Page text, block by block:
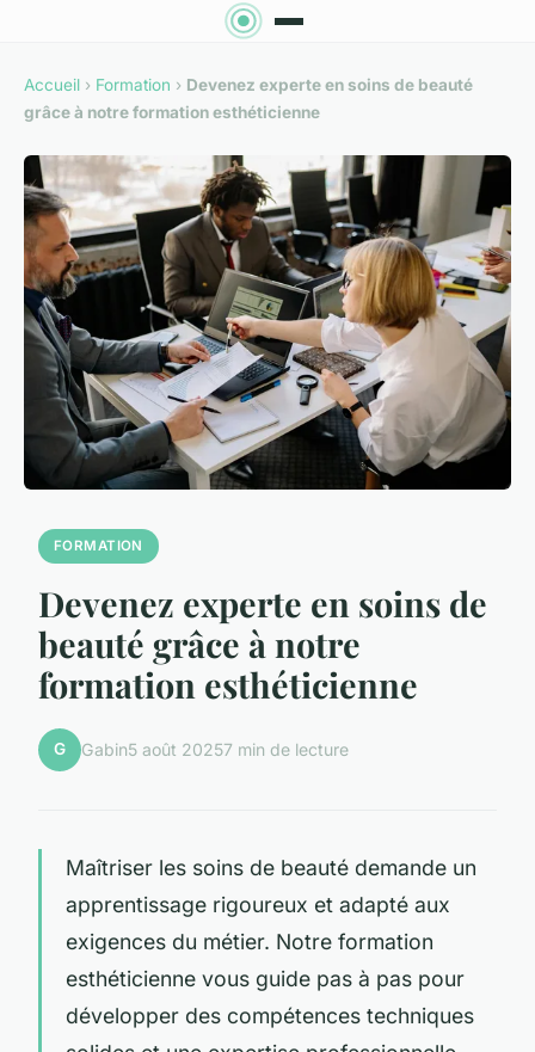
Accueil › Formation › Devenez experte en soins de beauté
grâce à notre formation esthéticienne
FORMATION
Devenez experte en soins de
beauté grâce à notre
formation esthéticienne
G Gabin5 août 20257 min de lecture
Maîtriser les soins de beauté demande un
apprentissage rigoureux et adapté aux
exigences du métier. Notre formation
esthéticienne vous guide pas à pas pour
développer des compétences techniques